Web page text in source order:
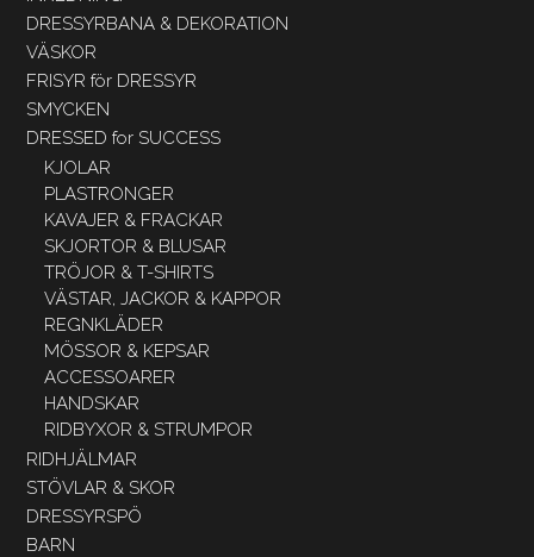
DRESSYRBANA & DEKORATION
VÄSKOR
FRISYR för DRESSYR
SMYCKEN
DRESSED for SUCCESS
KJOLAR
PLASTRONGER
KAVAJER & FRACKAR
SKJORTOR & BLUSAR
TRÖJOR & T-SHIRTS
VÄSTAR, JACKOR & KAPPOR
REGNKLÄDER
MÖSSOR & KEPSAR
ACCESSOARER
HANDSKAR
RIDBYXOR & STRUMPOR
RIDHJÄLMAR
STÖVLAR & SKOR
DRESSYRSPÖ
BARN